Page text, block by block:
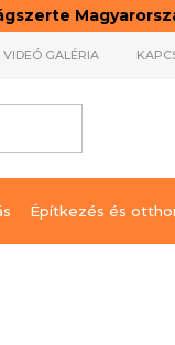
VIDEÓ GALÉRIA
Építkezés és